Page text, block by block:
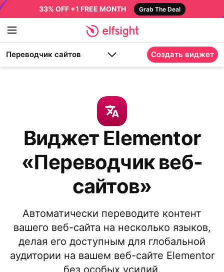
33% OFF +1 FREE MONTH Grab The Deal
Переводчик сайтов Создать виджет
Виджет Elementor
«Переводчик веб-
сайтов»
Автоматически переводите контент
вашего веб-сайта на несколько языков,
делая его доступным для глобальной
аудитории на вашем веб-сайте Elementor
без особых усилий.